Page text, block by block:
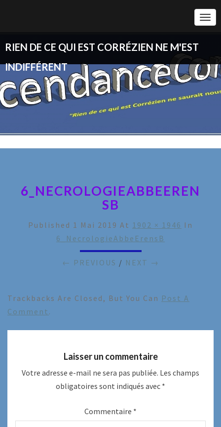
RIEN DE CE QUI EST CORRÉZIEN NE M'EST
INDIFFÉRENT
6_NECROLOGIEABBEEREN
SB
Published 1 Mai 2019 At 1902 × 1946 In
6_NecrologieAbbeErensB
← PREVIOUS / NEXT →
Trackbacks Are Closed, But You Can Post A
Comment .
Laisser un commentaire
Votre adresse e-mail ne sera pas publiée. Les champs
obligatoires sont indiqués avec *
Commentaire *